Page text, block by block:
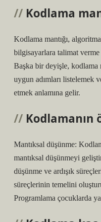
Kodlama
Kodlama mantığı,
bilgisayarlara talimat
Başka bir deyişle, kodlama
uygun adımları listelemek
etmek anlamına gelir.
Kodlamanın
Mantıksal düşünme:
mantıksal düşünmeyi
düşünme ve ardışık
süreçlerinin temelini
Programlama çocuklarda